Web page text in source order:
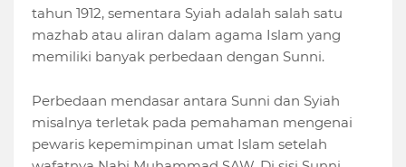
tahun 1912, sementara Syiah adalah salah satu
mazhab atau aliran dalam agama Islam yang
memiliki banyak perbedaan dengan Sunni.
Perbedaan mendasar antara Sunni dan Syiah
misalnya terletak pada pemahaman mengenai
pewaris kepemimpinan umat Islam setelah